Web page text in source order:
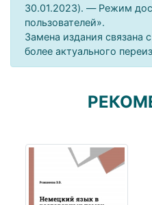
30.01.2023). — Режим
пользователей».
Замена издания связана
более актуального